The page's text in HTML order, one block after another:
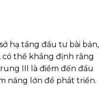
hạ tầng đầu tư bài bản,
có thể khẳng định rằng
III là điểm đến đầu
năng lớn để phát triển.